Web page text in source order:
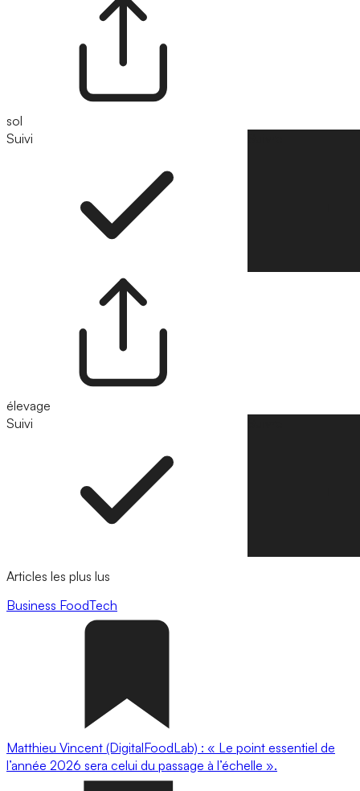
sol
Suivi
élevage
Suivi
Articles les plus lus
Business FoodTech
Matthieu Vincent (DigitalFoodLab) : « Le point essentiel de
l’année 2026 sera celui du passage à l’échelle ».